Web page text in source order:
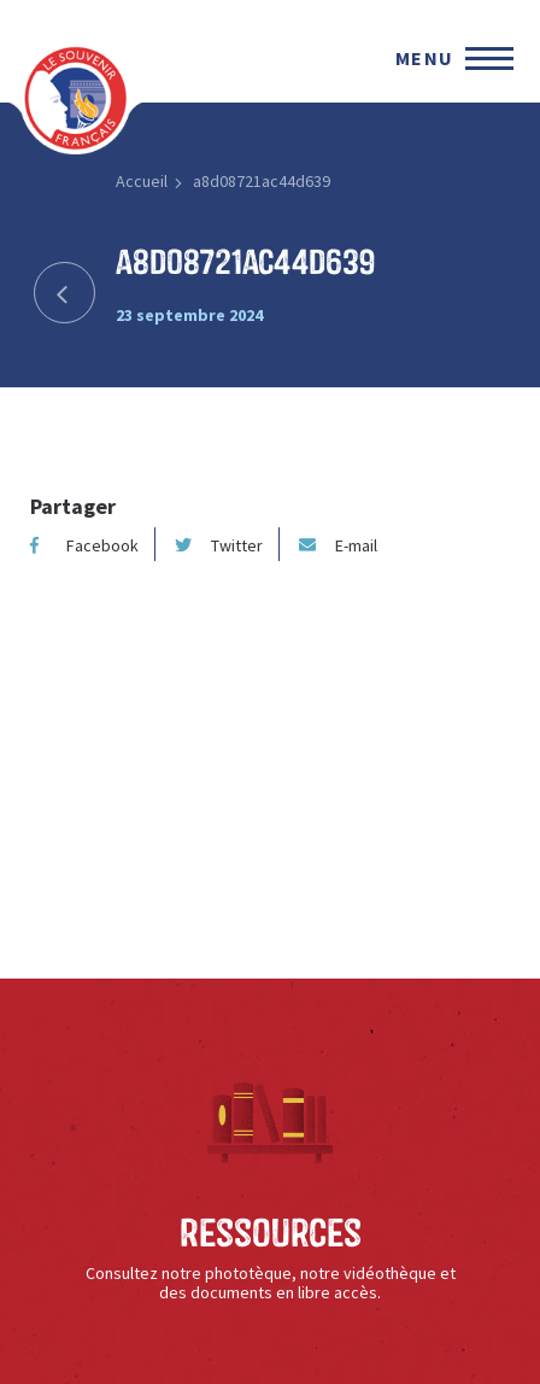
MENU
Accueil a8d08721ac44d639
a8d08721ac44d639
23 septembre 2024
Partager
Facebook Twitter E-mail
Ressources
Consultez notre phototèque, notre vidéothèque et
des documents en libre accès.